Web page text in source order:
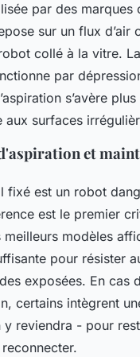
par des marques
sur un flux d’air
collé à la vitre.
par
s’avère
aux surfaces
et
fixé est un robot
est le premier
meilleurs modèles
pour résister
exposées. En cas
certains intègrent
y reviendra - pour